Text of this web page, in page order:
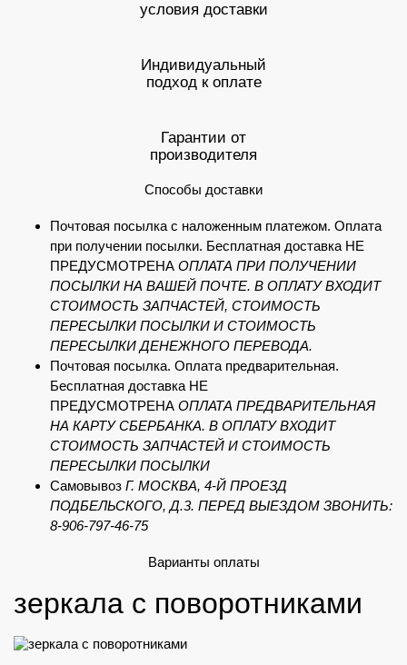
условия доставки
Индивидуальный
подход к оплате
Гарантии от
производителя
Способы доставки
Почтовая посылка с наложенным платежом. Оплата
при получении посылки. Бесплатная доставка НЕ
ПРЕДУСМОТРЕНА ОПЛАТА ПРИ ПОЛУЧЕНИИ
ПОСЫЛКИ НА ВАШЕЙ ПОЧТЕ. В ОПЛАТУ ВХОДИТ
СТОИМОСТЬ ЗАПЧАСТЕЙ, СТОИМОСТЬ
ПЕРЕСЫЛКИ ПОСЫЛКИ И СТОИМОСТЬ
ПЕРЕСЫЛКИ ДЕНЕЖНОГО ПЕРЕВОДА.
Почтовая посылка. Оплата предварительная.
Бесплатная доставка НЕ
ПРЕДУСМОТРЕНА ОПЛАТА ПРЕДВАРИТЕЛЬНАЯ
НА КАРТУ СБЕРБАНКА. В ОПЛАТУ ВХОДИТ
СТОИМОСТЬ ЗАПЧАСТЕЙ И СТОИМОСТЬ
ПЕРЕСЫЛКИ ПОСЫЛКИ
Самовывоз Г. МОСКВА, 4-Й ПРОЕЗД
ПОДБЕЛЬСКОГО, Д.3. ПЕРЕД ВЫЕЗДОМ ЗВОНИТЬ:
8-906-797-46-75
Варианты оплаты
зеркала с поворотниками